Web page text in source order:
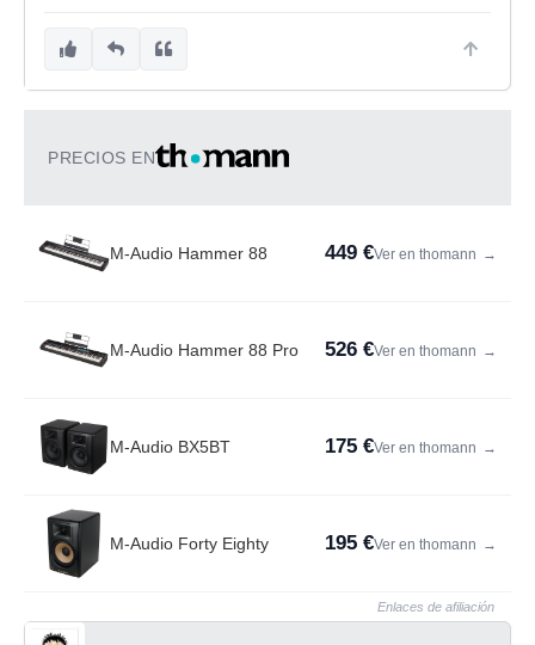
PRECIOS EN
M-Audio Hammer 88 449 €Ver en thomann →
M-Audio Hammer 88 Pro 526 €Ver en thomann →
M-Audio BX5BT 175 €Ver en thomann →
M-Audio Forty Eighty 195 €Ver en thomann →
Enlaces de afiliación